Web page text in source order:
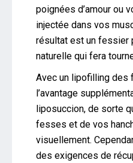
poignées d’amour ou
injectée dans vos
résultat est un fessier
naturelle qui fera
Avec un lipofilling des
l’avantage
liposuccion, de sorte
fesses et de vos
visuellement.
des exigences de